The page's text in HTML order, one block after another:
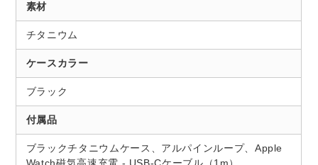
素材
チタニウム
ケースカラー
ブラック
付属品
ブラックチタニウムケース、アルパインループ、Apple